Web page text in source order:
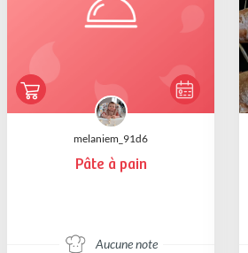
melaniem_91d6
Pâte à pain
Aucune note